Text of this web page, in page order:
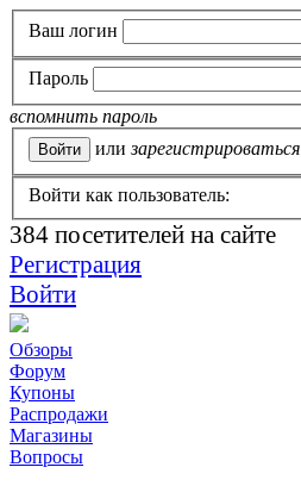
Ваш логин
Пароль
вспомнить пароль
или зарегистрироваться
Войти как пользователь:
384 посетителей на сайте
Регистрация
Войти
Обзоры
Форум
Купоны
Распродажи
Магазины
Вопросы